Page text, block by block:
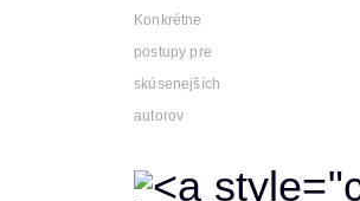
Konkrétne
postupy pre
skúsenejších
autorov